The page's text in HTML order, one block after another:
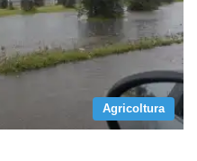
Agricoltura